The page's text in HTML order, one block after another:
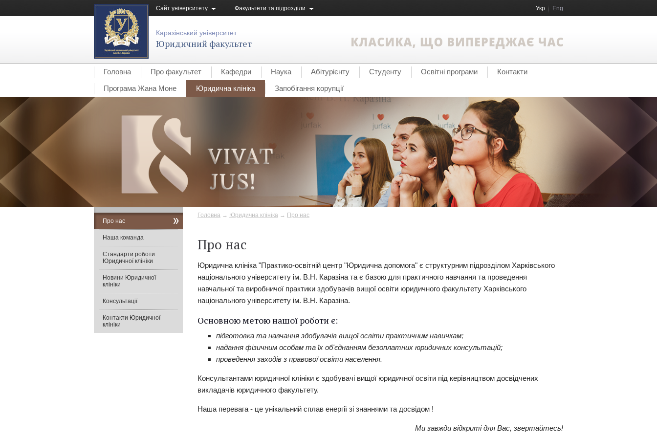
Сайт університету Факультети та підрозділи Укр Eng
Каразінський університет
Юридичний факультет
Головна Про факультет Кафедри Наука Абітурієнту Студенту Освітні програми
Контакти
Програма Жана Моне
Юридична клініка Запобігання корупції
Головна → Юридична клініка → Про нас
Про нас
Юридична клініка "Практико-освітній центр "Юридична допомога" є структурним підрозділом Харківського
національного університету ім. В.Н. Каразіна та є базою для практичного навчання та проведення
навчальної та виробничої практики здобувачів вищої освіти юридичного факультету Харківського
національного університету ім. В.Н. Каразіна.
Основною метою нашої роботи є:
підготовка та навчання здобувачів вищої освіти практичним навичкам;
надання фізичним особам та їх об'єднанням безоплатних юридичних консультацій;
проведення заходів з правової освіти населення.
Консультантами юридичної клініки є здобувачі вищої юридичної освіти під керівництвом досвідчених
викладачів юридичного факультету.
Наша перевага - це унікальний сплав енергії зі знаннями та досвідом !
Ми завжди відкриті для Вас, звертайтесь!
Про нас
Наша команда
Стандарти роботи
Юридичної клініки
Новини Юридичної
клініки
Консультації
Контакти Юридичної
клініки